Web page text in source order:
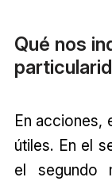
Qué nos
En acciones,
útiles. En el
el segundo